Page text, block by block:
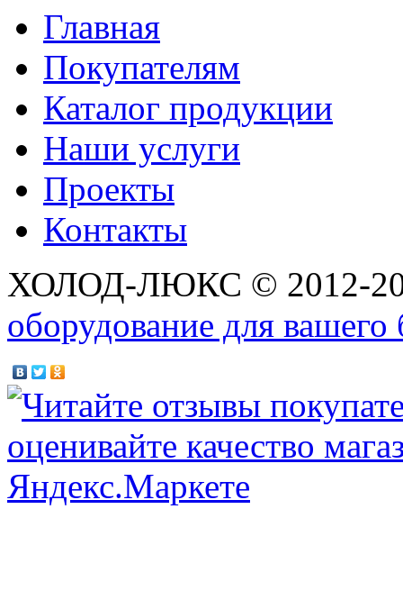
Главная
Покупателям
Каталог продукции
Наши услуги
Проекты
Контакты
ХОЛОД-ЛЮКС © 2012-
оборудование для вашего